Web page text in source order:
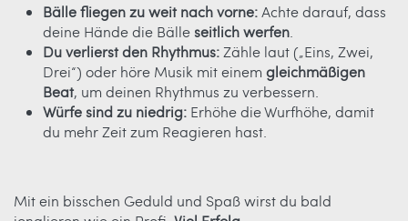
Bälle fliegen zu weit nach vorne: Achte darauf, dass
deine Hände die Bälleseitlich werfen
Du verlierst den Rhythmus: Zähle laut („Eins, Zwei,
Drei“) oder höre Musik mit einem gleichmäßigen
Beat, um deinen Rhythmus zu verbessern.
Würfe sind zu niedrig: Erhöhe die Wurfhöhe, damit
du mehr Zeit zum Reagieren hast.
Mit ein bisschen Geduld und Spaß wirst du bald